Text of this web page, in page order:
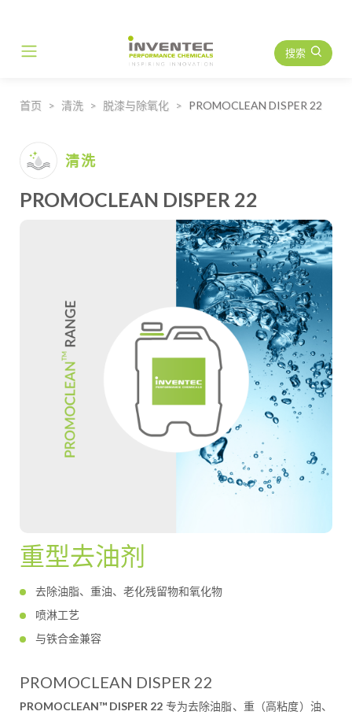
Main Navigation 搜索
首页 清洗 脱漆与除氧化 PROMOCLEAN DISPER 22
清洗
PROMOCLEAN DISPER 22
重型去油剂
去除油脂、重油、老化残留物和氧化物
喷淋工艺
与铁合金兼容
PROMOCLEAN DISPER 22
PROMOCLEAN™ DISPER 22 专为去除油脂、重（高粘度）油、